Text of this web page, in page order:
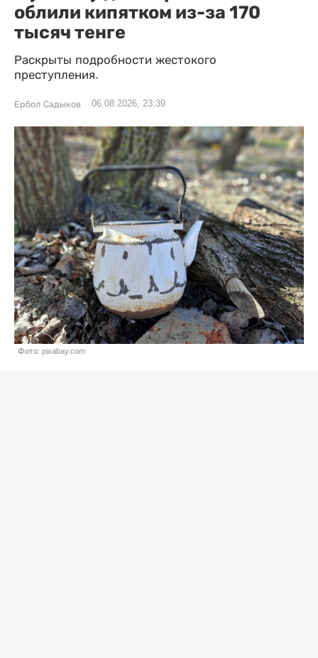
облили кипятком из-за 170
тысяч тенге
Раскрыты подробности жестокого
преступления.
Ербол Садыков 06.08.2026, 23:39
Фото: pixabay.com